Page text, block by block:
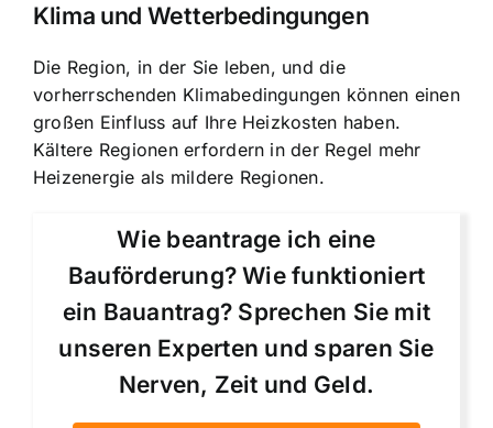
Klima und Wetterbedingungen
Die Region, in der Sie leben, und die
vorherrschenden Klimabedingungen können einen
großen Einfluss auf Ihre Heizkosten haben.
Kältere Regionen erfordern in der Regel mehr
Heizenergie als mildere Regionen.
Wie beantrage ich eine
Bauförderung? Wie funktioniert
ein Bauantrag? Sprechen Sie mit
unseren Experten und sparen Sie
Nerven, Zeit und Geld.